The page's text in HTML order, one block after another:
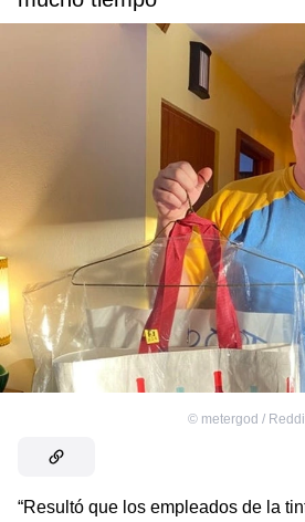
© metergod /
“Resultó que los empleados de la